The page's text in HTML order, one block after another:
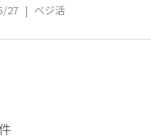
27 | ベジ活